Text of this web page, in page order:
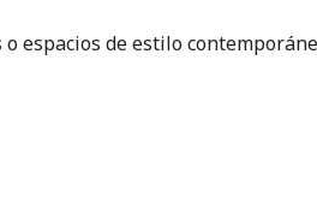
espacios de estilo